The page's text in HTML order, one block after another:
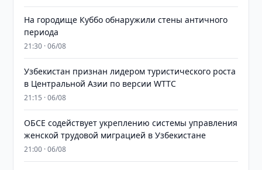
На городище Куббо обнаружили стены античного
периода
21:30 · 06/08
Узбекистан признан лидером туристического роста
в Центральной Азии по версии WTTC
21:15 · 06/08
ОБСЕ содействует укреплению системы управления
женской трудовой миграцией в Узбекистане
21:00 · 06/08